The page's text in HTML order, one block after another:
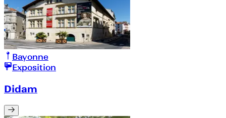
Bayonne
Exposition
Didam